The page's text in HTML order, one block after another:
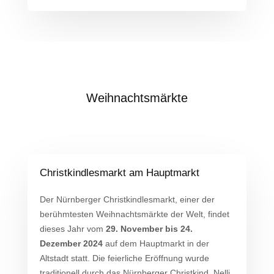
Weihnachtsmärkte
Christkindlesmarkt am Hauptmarkt
Der Nürnberger Christkindlesmarkt, einer der
berühmtesten Weihnachtsmärkte der Welt, findet
dieses Jahr vom 29. November bis 24.
Dezember 2024auf dem Hauptmarkt in der
Altstadt statt. Die feierliche Eröffnung wurde